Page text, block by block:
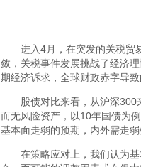
进入4月，在突发的关税贸
敛，关税事件发展挑战了经济
期经济诉求，全球财政赤字导
股债对比来看，从沪深
而无风险资产，以10年国债为
基本面走弱的预期，内外需走
在策略应对上，我们认为